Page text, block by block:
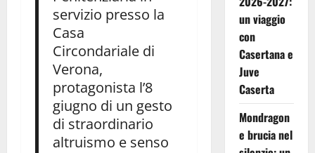
servizio presso la
Casa
Circondariale di
Verona,
protagonista l’8
giugno di un gesto
di straordinario
altruismo e senso
un viaggio
con
Casertana e
Juve
Caserta
Mondragon
e brucia nel